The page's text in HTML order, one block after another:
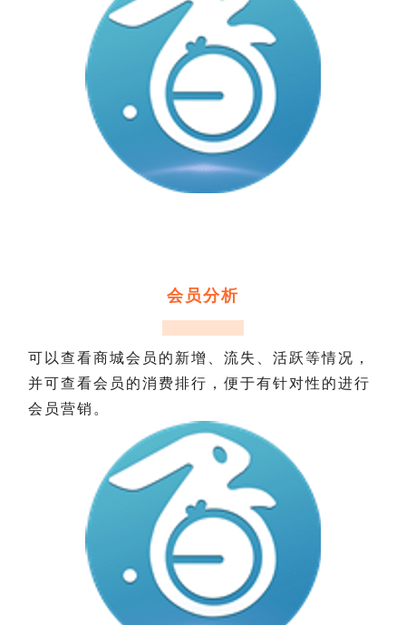
会员分析
可以查看商城会员的新增、流失、活跃等情况，
并可查看会员的消费排行，便于有针对性的进行
会员营销。